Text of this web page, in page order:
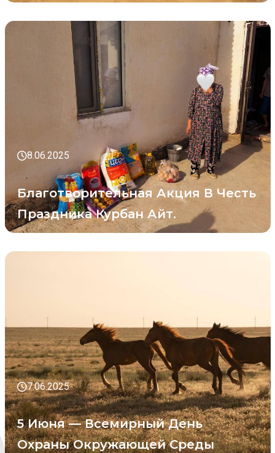
8.06.2025
Благотворительная Акция В Честь
Праздника Курбан Айт.
7.06.2025
5 Июня — Всемирный День
Охраны Окружающей Среды